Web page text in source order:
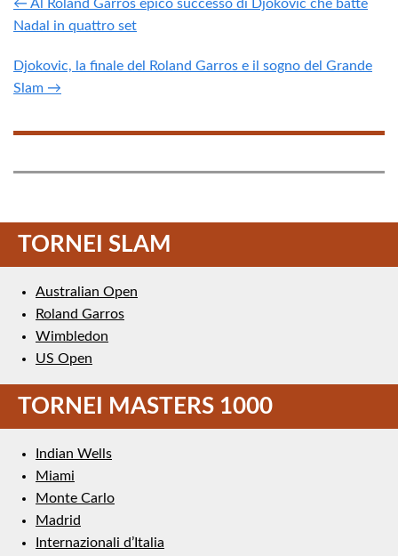
← Al Roland Garros epico successo di Djokovic che batte
Nadal in quattro set
Djokovic, la finale del Roland Garros e il sogno del Grande
Slam →
TORNEI SLAM
Australian Open
Roland Garros
Wimbledon
US Open
TORNEI MASTERS 1000
Indian Wells
Miami
Monte Carlo
Madrid
Internazionali d’Italia